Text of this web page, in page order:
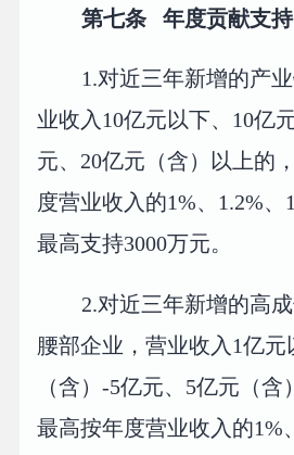
第七条 年度贡献支持
1.对近三年新增的产
业收入10亿元以下、10亿
元、20亿元（含）以上的
度营业收入的1%、1.2%、
最高支持3000万元。
2.对近三年新增的高
腰部企业，营业收入1亿元
（含）-5亿元、5亿元（含
最高按年度营业收入的1%